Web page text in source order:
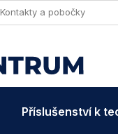
Kontakty a pobočky
Příslušenství k